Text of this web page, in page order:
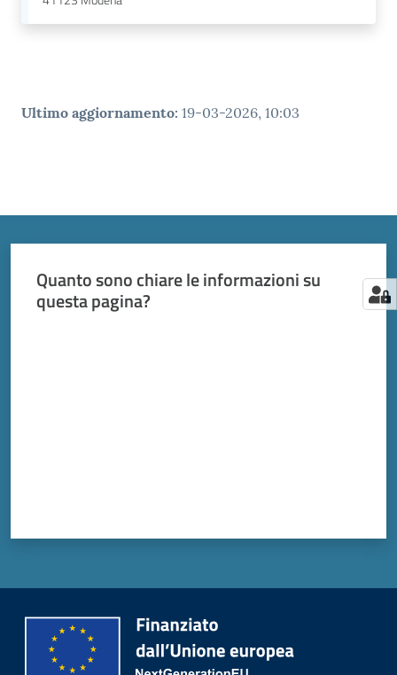
Ultimo aggiornamento: 19-03-2026, 10:03
Quanto sono chiare le informazioni su
questa pagina?